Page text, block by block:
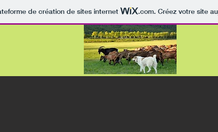
de création de sites internet .com. Créez votre site